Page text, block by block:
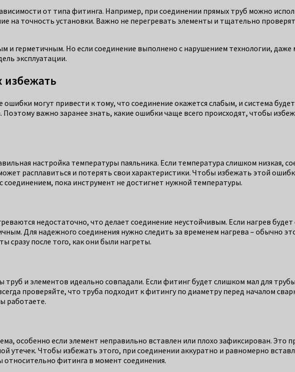
от типа фитинга. Например, при соединении прямых труб можно
на точность установки. Важно не перегревать элементы и тщательно
и герметичным. Но если соединение выполнено с нарушением технологии,
эксплуатации.
избежать
могут привести к тому, что соединение окажется слабым, и система
важно заранее знать, какие ошибки чаще всего происходят, чтобы
настройка температуры паяльника. Если температура слишком низкая,
расплавиться и потерять свои характеристики. Чтобы избежать этой
соединением, пока инструмент не достигнет нужной температуры.
недостаточно, что делает соединение неустойчивым. Если нагрев
Для надежного соединения нужно следить за временем нагрева – обычно
сразу после того, как они были нагреты.
и элементов идеально совпадали. Если фитинг будет слишком мал для
проверяйте, что труба подходит к фитингу по диаметру перед началом
работаете.
особенно если элемент неправильно вставлен или плохо зафиксирован. Это
утечек. Чтобы избежать этого, при соединении аккуратно и равномерно
относительно фитинга в момент соединения.